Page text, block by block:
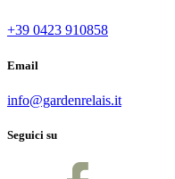
+39 0423 910858
Email
info@gardenrelais.it
Seguici su